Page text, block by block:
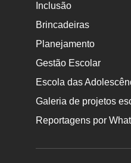
Inclusão
Brincadeiras
Planejamento
Gestão Escolar
Escola das
Galeria de projetos
Reportagens por